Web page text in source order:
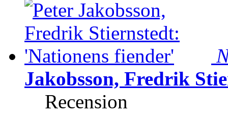
Jakobsson, Fredrik
Recension